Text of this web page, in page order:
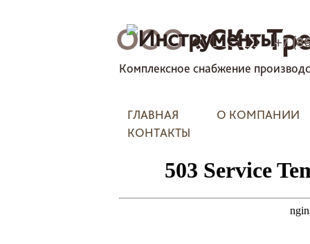
ООО«СК»
Комплексное снабжение
+7
ГЛАВНАЯ
О КОМПАНИИ
КОНТАКТЫ